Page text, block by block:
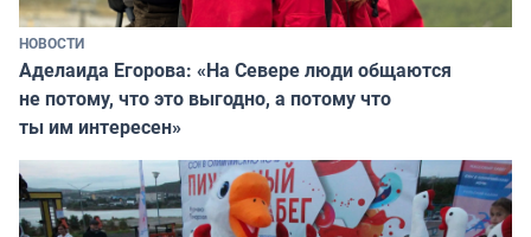
НОВОСТИ
Аделаида Егорова: «На Севере люди общаются
не потому, что это выгодно, а потому что
ты им интересен»